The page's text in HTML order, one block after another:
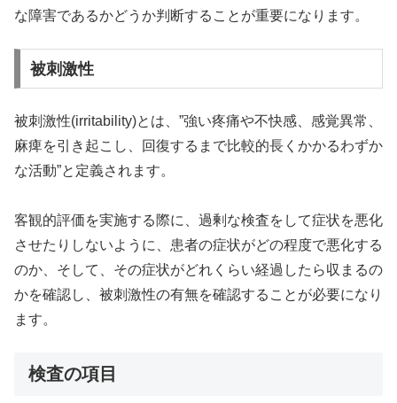
な障害であるかどうか判断することが重要になります。
被刺激性
被刺激性(irritability)とは、”強い疼痛や不快感、感覚異常、
麻痺を引き起こし、回復するまで比較的長くかかるわずか
な活動”と定義されます。
客観的評価を実施する際に、過剰な検査をして症状を悪化
させたりしないように、患者の症状がどの程度で悪化する
のか、そして、その症状がどれくらい経過したら収まるの
かを確認し、被刺激性の有無を確認することが必要になり
ます。
検査の項目